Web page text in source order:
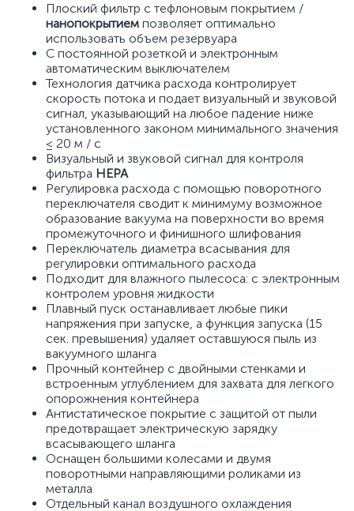
Плоский фильтр с тефлоновым покрытием /
нанопокрытием позволяет оптимально
использовать объем резервуара
С постоянной розеткой и электронным
автоматическим выключателем
Технология датчика расхода контролирует
скорость потока и подает визуальный и звуковой
сигнал, указывающий на любое падение ниже
установленного законом минимального значения
≤ 20 м / с
Визуальный и звуковой сигнал для контроля
фильтра HEPA
Регулировка расхода с помощью поворотного
переключателя сводит к минимуму возможное
образование вакуума на поверхности во время
промежуточного и финишного шлифования
Переключатель диаметра всасывания для
регулировки оптимального расхода
Подходит для влажного пылесоса: с электронным
контролем уровня жидкости
Плавный пуск останавливает любые пики
напряжения при запуске, а функция запуска (15
сек. превышения) удаляет оставшуюся пыль из
вакуумного шланга
Прочный контейнер с двойными стенками и
встроенным углублением для захвата для легкого
опорожнения контейнера
Антистатическое покрытие с защитой от пыли
предотвращает электрическую зарядку
всасывающего шланга
Оснащен большими колесами и двумя
поворотными направляющими роликами из
металла
Отдельный канал воздушного охлаждения